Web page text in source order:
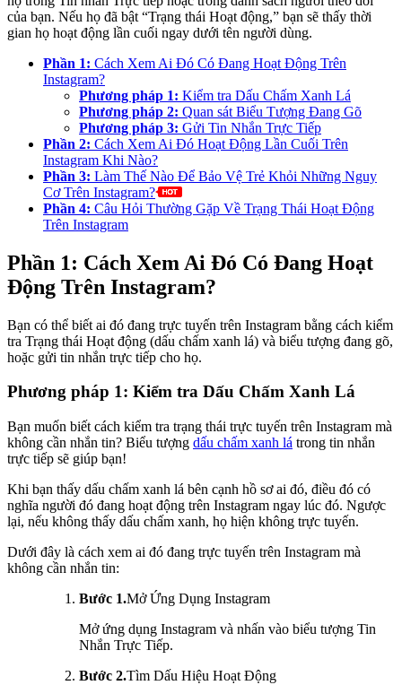
của bạn. Nếu họ đã bật “Trạng thái Hoạt động,” bạn sẽ thấy thời
gian họ hoạt động lần cuối ngay dưới tên người dùng.
Phần 1: Cách Xem Ai Đó Có Đang Hoạt Động Trên
Instagram?
Phương pháp 1: Kiểm tra Dấu Chấm Xanh Lá
Phương pháp 2: Quan sát Biểu Tượng Đang Gõ
Phương pháp 3: Gửi Tin Nhắn Trực Tiếp
Phần 2: Cách Xem Ai Đó Hoạt Động Lần Cuối Trên
Instagram Khi Nào?
Phần 3: Làm Thế Nào Để Bảo Vệ Trẻ Khỏi Những Nguy
Cơ Trên Instagram?
Phần 4: Câu Hỏi Thường Gặp Về Trạng Thái Hoạt Động
Trên Instagram
Phần 1: Cách Xem Ai Đó Có Đang Hoạt
Động Trên Instagram?
Bạn có thể biết ai đó đang trực tuyến trên Instagram bằng cách kiểm
tra Trạng thái Hoạt động (dấu chấm xanh lá) và biểu tượng đang gõ,
hoặc gửi tin nhắn trực tiếp cho họ.
Phương pháp 1: Kiểm tra Dấu Chấm Xanh Lá
Bạn muốn biết cách kiểm tra trạng thái trực tuyến trên Instagram mà
không cần nhắn tin? Biểu tượng dấu chấm xanh lá trong tin nhắn
trực tiếp sẽ giúp bạn!
Khi bạn thấy dấu chấm xanh lá bên cạnh hồ sơ ai đó, điều đó có
nghĩa người đó đang hoạt động trên Instagram ngay lúc đó. Ngược
lại, nếu không thấy dấu chấm xanh, họ hiện không trực tuyến.
Dưới đây là cách xem ai đó đang trực tuyến trên Instagram mà
không cần nhắn tin:
Bước 1.Mở Ứng Dụng Instagram
Mở ứng dụng Instagram và nhấn vào biểu tượng Tin
Nhắn Trực Tiếp.
Bước 2.Tìm Dấu Hiệu Hoạt Động